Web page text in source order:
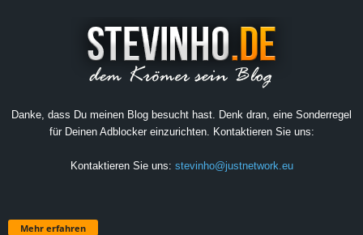
Danke, dass Du meinen Blog besucht hast. Denk dran, eine Sonderregel
für Deinen Adblocker einzurichten. Kontaktieren Sie uns:
Kontaktieren Sie uns: stevinho@justnetwork.eu
Mehr erfahren